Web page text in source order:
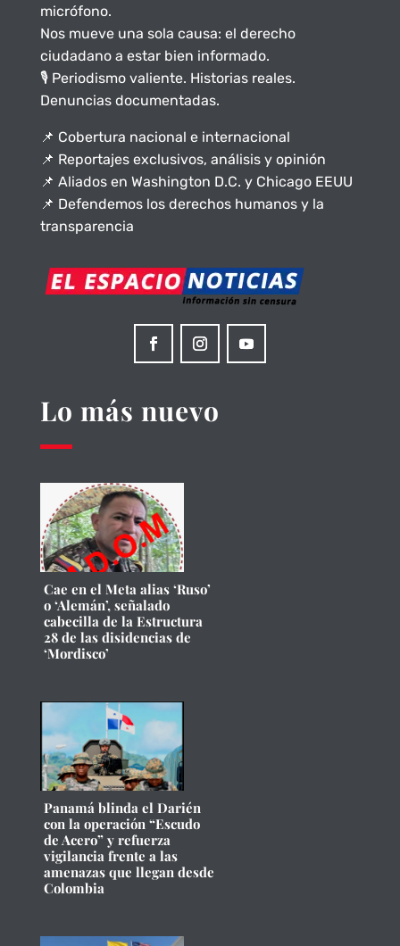
micrófono.
Nos mueve una sola causa: el derecho
ciudadano a estar bien informado.
🎙️ Periodismo valiente. Historias reales.
Denuncias documentadas.
📌 Cobertura nacional e internacional
📌 Reportajes exclusivos, análisis y opinión
📌 Aliados en Washington D.C. y Chicago EEUU
📌 Defendemos los derechos humanos y la
transparencia
Lo más nuevo
Cae en el Meta alias ‘Ruso’
o ‘Alemán’, señalado
cabecilla de la Estructura
28 de las disidencias de
‘Mordisco’
Panamá blinda el Darién
con la operación “Escudo
de Acero” y refuerza
vigilancia frente a las
amenazas que llegan desde
Colombia